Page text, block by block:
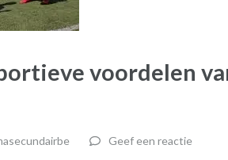
voordelen
Geef een reactie